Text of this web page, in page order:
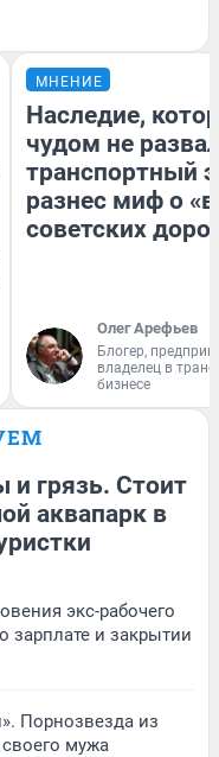
МНЕНИЕ
Наследие,
чудом не
транспортный
разнес миф о
советских
Олег Арефьев
Блогер,
владелец в
бизнесе
и грязь. Стоит
аквапарк в
экс-рабочего
зарплате и закрытии
Порнозвезда из
мужа